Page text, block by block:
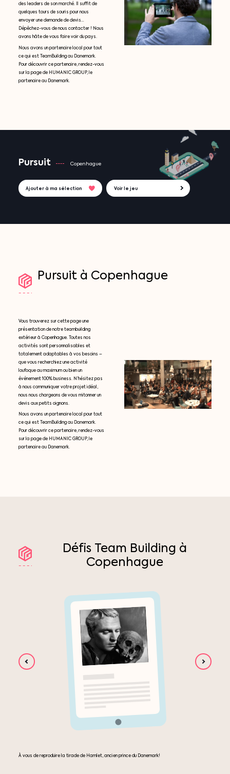
des leaders de son marché. Il suffit de
quelques tours de souris pour nous
envoyer une demande de devis…
Dépêchez-vous de nous contacter ! Nous
avons hâte de vous faire voir du pays.
Nous avons un partenaire local pour tout
ce qui est TeamBuilding au Danemark.
Pour découvrir ce partenaire, rendez-vous
sur la page de HUMANIC GROUP, le
partenaire au Danemark.
Pursuit Copenhague
Ajouter à ma sélection Voir le jeu
Pursuit à Copenhague
Vous trouverez sur cette page une
présentation de notre teambuilding
extérieur à Copenhague. Toutes nos
activités sont personnalisables et
totalement adaptables à vos besoins –
que vous recherchiez une activité
loufoque au maximum ou bien un
événement 100% business. N’hésitez pas
à nous communiquer votre projet idéal,
nous nous chargeons de vous mitonner un
devis aux petits oignons.
Nous avons un partenaire local pour tout
ce qui est TeamBuilding au Danemark.
Pour découvrir ce partenaire, rendez-vous
sur la page de HUMANIC GROUP, le
partenaire au Danemark.
Défis Team Building à
Copenhague
À vous de reproduire la tirade de Hamlet, ancien prince du Danemark!